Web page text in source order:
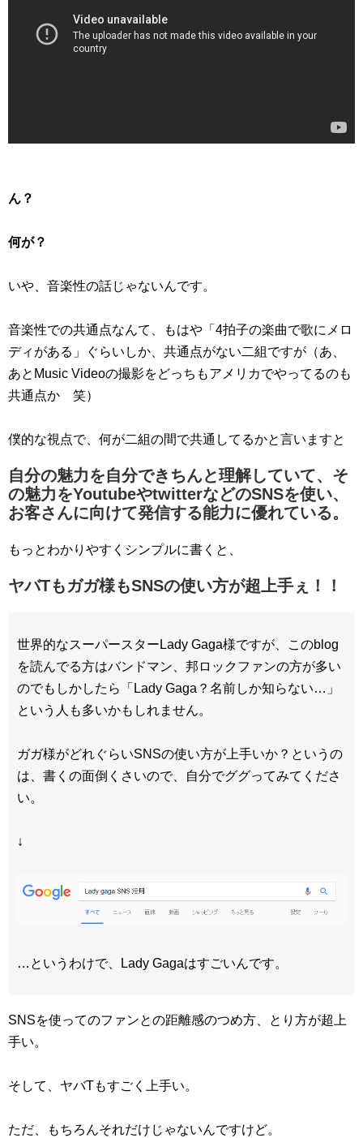
ん？
何が？
いや、音楽性の話じゃないんです。
音楽性での共通点なんて、もはや「4拍子の楽曲で歌にメロ
ディがある」ぐらいしか、共通点がない二組ですが（あ、
あとMusic Videoの撮影をどっちもアメリカでやってるのも
共通点か 笑）
僕的な視点で、何が二組の間で共通してるかと言いますと
自分の魅力を自分できちんと理解していて、そ
の魅力をYoutubeやtwitterなどのSNSを使い、
お客さんに向けて発信する能力に優れている。
もっとわかりやすくシンプルに書くと、
ヤバTもガガ様もSNSの使い方が超上手ぇ！！
世界的なスーパースターLady Gaga様ですが、このblog
を読んでる方はバンドマン、邦ロックファンの方が多い
のでもしかしたら「Lady Gaga？名前しか知らない…」
という人も多いかもしれません。
ガガ様がどれぐらいSNSの使い方が上手いか？というの
は、書くの面倒くさいので、自分でググってみてくださ
い。
↓
…というわけで、Lady Gagaはすごいんです。
SNSを使ってのファンとの距離感のつめ方、とり方が超上
手い。
そして、ヤバTもすごく上手い。
ただ、もちろんそれだけじゃないんですけど。